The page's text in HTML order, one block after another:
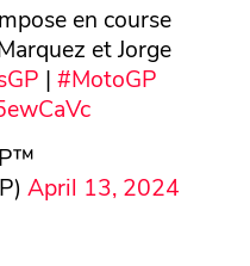
en course
et Jorge
| #MotoGP
April 13, 2024